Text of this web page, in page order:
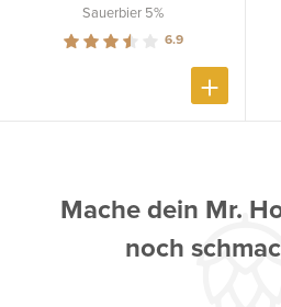
Sauerbier 5%
6.9
Mache dein Mr.
noch